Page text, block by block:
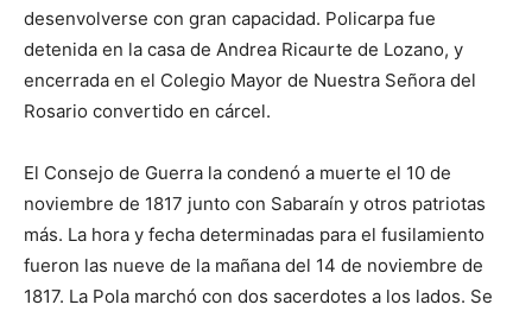
desenvolverse con gran capacidad. Policarpa fue
detenida en la casa de Andrea Ricaurte de Lozano, y
encerrada en el Colegio Mayor de Nuestra Señora del
Rosario convertido en cárcel.
El Consejo de Guerra la condenó a muerte el 10 de
noviembre de 1817 junto con Sabaraín y otros patriotas
más. La hora y fecha determinadas para el fusilamiento
fueron las nueve de la mañana del 14 de noviembre de
1817. La Pola marchó con dos sacerdotes a los lados. Se